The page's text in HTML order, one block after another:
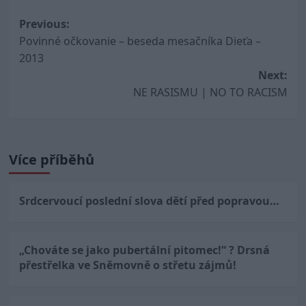
Post
navigation
Previous:
Povinné očkovanie – beseda mesačníka Dieťa –
2013
Next:
NE RASISMU | NO TO RACISM
Více příběhů
Srdcervoucí poslední slova dětí před popravou…
„Chováte se jako pubertální pitomec!“ ? Drsná
přestřelka ve Sněmovně o střetu zájmů!